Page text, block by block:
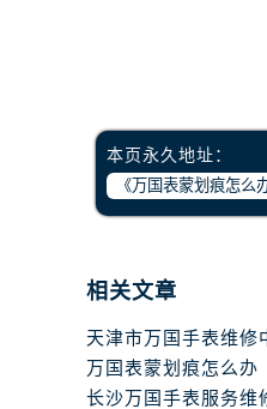
武
南
合
泉
青岛
烟台
昆明
石家
西安
本页永久地址：
相关文章
万国表蒙划痕怎么办
长沙万国手表服务维